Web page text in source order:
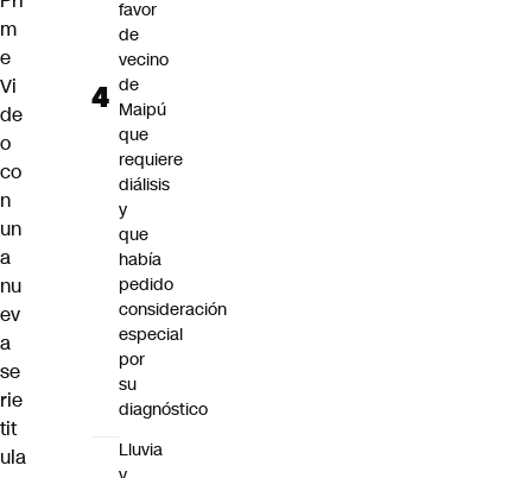
m
e
Vi
de
o
co
n
un
a
nu
ev
a
se
rie
tit
ula
favor
de
vecino
de
Maipú
que
requiere
diálisis
y
que
había
pedido
consideración
especial
por
su
diagnóstico
Lluvia